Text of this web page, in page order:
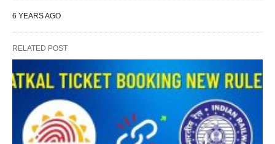
6 YEARS AGO
RELATED POST